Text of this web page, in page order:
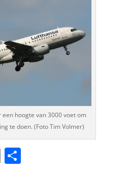
hoogte van 3000 voet om
te doen. (Foto Tim Volmer)
E D